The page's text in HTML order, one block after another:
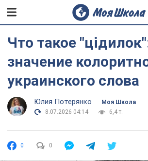
Что такое
значение
украинского слова
Юлия Потерянко
Моя Школа
8.07.2026 04:14
6,4 т.
0 0